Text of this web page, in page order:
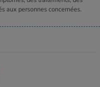
aux personnes concernées.